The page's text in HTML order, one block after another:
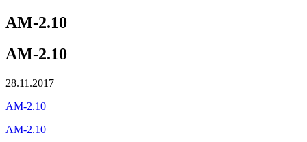
AM-2.10
AM-2.10
28.11.2017
AM-2.10
AM-2.10